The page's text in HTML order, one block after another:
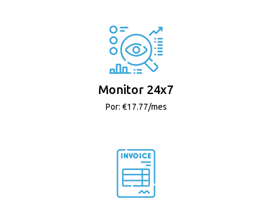
Monitor 24x7
Por: €17.77/mes